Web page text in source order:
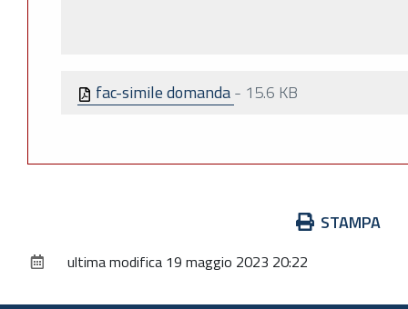
fac-simile domanda- 15.6 KB
documento
STAMPA
ultima modifica 19 maggio 2023 20:22